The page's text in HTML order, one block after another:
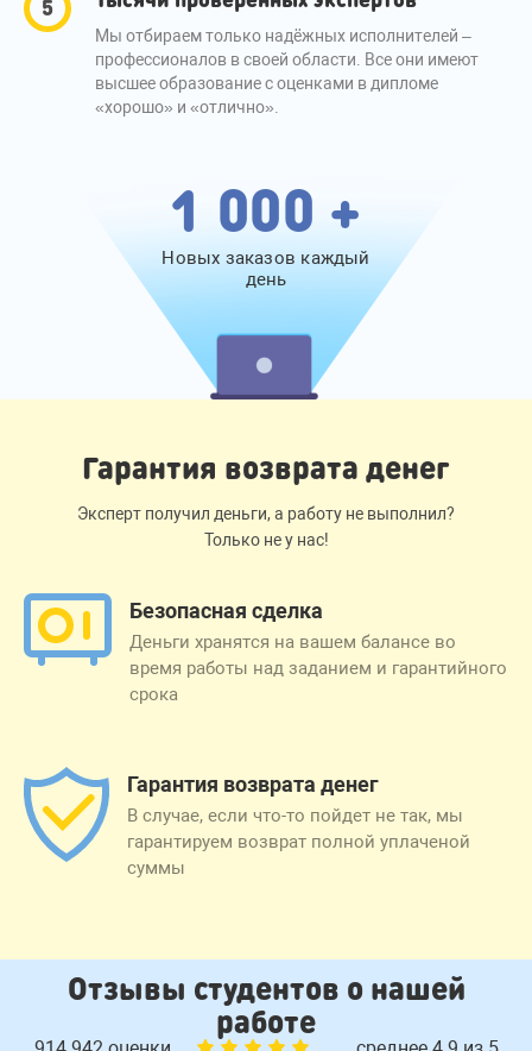
Мы отбираем только надёжных исполнителей –
профессионалов в своей области. Все они имеют
высшее образование с оценками в дипломе
«хорошо» и «отлично».
1 000 +
Новых заказов каждый
день
Гарантия возврата денег
Эксперт получил деньги, а работу не выполнил?
Только не у нас!
Безопасная сделка
Деньги хранятся на вашем балансе во
время работы над заданием и гарантийного
срока
Гарантия возврата денег
В случае, если что-то пойдет не так, мы
гарантируем возврат полной уплаченой
суммы
Отзывы студентов о нашей
работе